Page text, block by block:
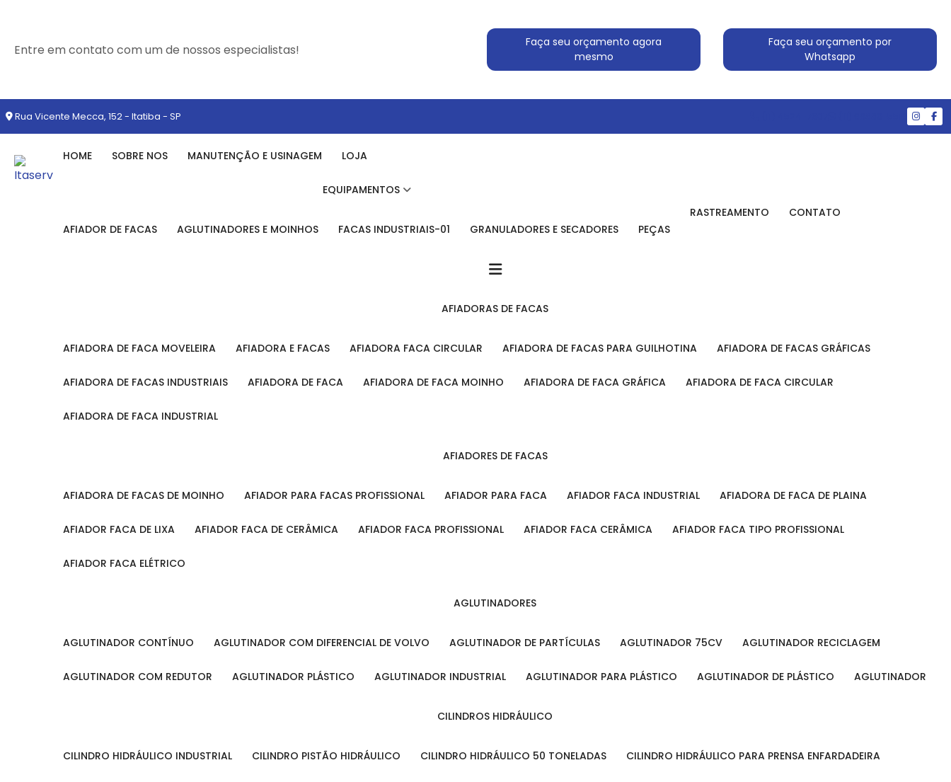
Entre em contato com um de nossos especialistas!
Faça seu orçamento agora
mesmo
Faça seu orçamento por
Whatsapp
Rua Vicente Mecca, 152 - Itatiba - SP
HOME SOBRE NOS MANUTENÇÃO E USINAGEM LOJA
EQUIPAMENTOS
AFIADOR DE FACAS AGLUTINADORES E MOINHOS FACAS INDUSTRIAIS-01 GRANULADORES E SECADORES PEÇAS
RASTREAMENTO CONTATO
AFIADORAS DE FACAS
AFIADORA DE FACA MOVELEIRA AFIADORA E FACAS AFIADORA FACA CIRCULAR AFIADORA DE FACAS PARA GUILHOTINA AFIADORA DE FACAS GRÁFICAS
AFIADORA DE FACAS INDUSTRIAIS AFIADORA DE FACA AFIADORA DE FACA MOINHO AFIADORA DE FACA GRÁFICA AFIADORA DE FACA CIRCULAR
AFIADORA DE FACA INDUSTRIAL
AFIADORES DE FACAS
AFIADORA DE FACAS DE MOINHO AFIADOR PARA FACAS PROFISSIONAL AFIADOR PARA FACA AFIADOR FACA INDUSTRIAL AFIADORA DE FACA DE PLAINA
AFIADOR FACA DE LIXA AFIADOR FACA DE CERÂMICA AFIADOR FACA PROFISSIONAL AFIADOR FACA CERÂMICA AFIADOR FACA TIPO PROFISSIONAL
AFIADOR FACA ELÉTRICO
AGLUTINADORES
AGLUTINADOR CONTÍNUO AGLUTINADOR COM DIFERENCIAL DE VOLVO AGLUTINADOR DE PARTÍCULAS AGLUTINADOR 75CV AGLUTINADOR RECICLAGEM
AGLUTINADOR COM REDUTOR AGLUTINADOR PLÁSTICO AGLUTINADOR INDUSTRIAL AGLUTINADOR PARA PLÁSTICO AGLUTINADOR DE PLÁSTICO AGLUTINADOR
CILINDROS HIDRÁULICO
CILINDRO HIDRÁULICO INDUSTRIAL CILINDRO PISTÃO HIDRÁULICO CILINDRO HIDRÁULICO 50 TONELADAS CILINDRO HIDRÁULICO PARA PRENSA ENFARDADEIRA